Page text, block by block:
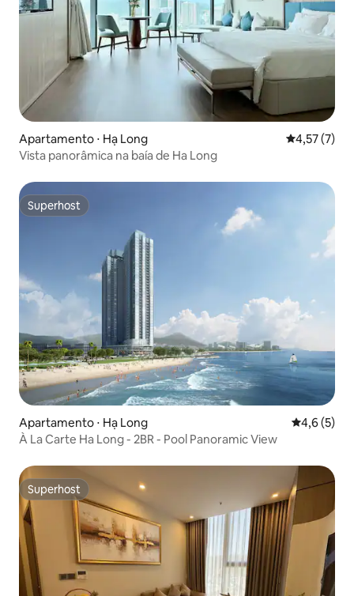
Apartamento ⋅ Hạ Long 4,57 de
4,57 (7)
Vista panorâmica na baía de Ha Long
Superhost
Superhost
Apartamento ⋅ Hạ Long 4,6 de
4,6 (5)
À La Carte Ha Long - 2BR - Pool Panoramic View
Superhost
Superhost